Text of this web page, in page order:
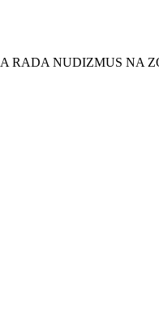
RADA NUDIZMUS NA